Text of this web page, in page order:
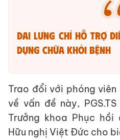
Đai lưng chỉ hỗ trợ
dụng chữa khỏi bệnh
Trao đổi với phóng viên
về vấn đề này,
Trưởng khoa Phục hồi
Hữu nghị Việt Đức cho